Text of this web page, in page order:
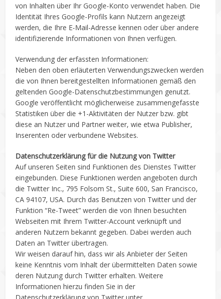
von Inhalten über Ihr Google-Konto verwendet haben. Die
Identität Ihres Google-Profils kann Nutzern angezeigt
werden, die Ihre E-Mail-Adresse kennen oder über andere
identifizierende Informationen von Ihnen verfügen.
Verwendung der erfassten Informationen:
Neben den oben erläuterten Verwendungszwecken werden
die von Ihnen bereitgestellten Informationen gemäß den
geltenden Google-Datenschutzbestimmungen genutzt.
Google veröffentlicht möglicherweise zusammengefasste
Statistiken über die +1-Aktivitäten der Nutzer bzw. gibt
diese an Nutzer und Partner weiter, wie etwa Publisher,
Inserenten oder verbundene Websites.
Datenschutzerklärung für die Nutzung von Twitter
Auf unseren Seiten sind Funktionen des Dienstes Twitter
eingebunden. Diese Funktionen werden angeboten durch
die Twitter Inc., 795 Folsom St., Suite 600, San Francisco,
CA 94107, USA. Durch das Benutzen von Twitter und der
Funktion “Re-Tweet” werden die von Ihnen besuchten
Webseiten mit Ihrem Twitter-Account verknüpft und
anderen Nutzern bekannt gegeben. Dabei werden auch
Daten an Twitter übertragen.
Wir weisen darauf hin, dass wir als Anbieter der Seiten
keine Kenntnis vom Inhalt der übermittelten Daten sowie
deren Nutzung durch Twitter erhalten. Weitere
Informationen hierzu finden Sie in der